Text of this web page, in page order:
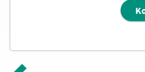
e
g